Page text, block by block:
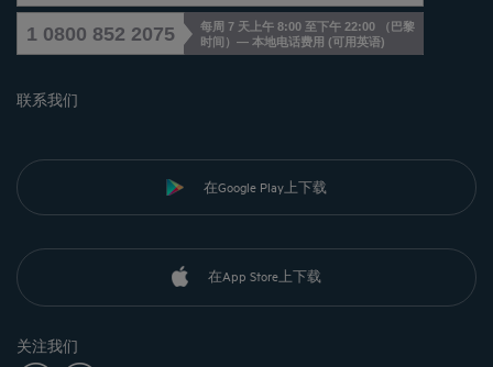
1 0800 852 2075
每周 7 天上午 8:00 至下午 22:00 （巴黎
时间）— 本地电话费用 (可用英语)
联系我们
在Google Play上下载
在App Store上下载
关注我们